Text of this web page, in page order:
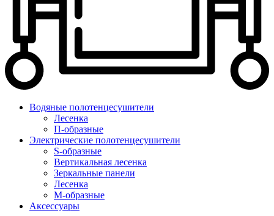
Водяные полотенцесушители
Лесенка
П-образные
Электрические полотенцесушители
S-образные
Вертикальная лесенка
Зеркальные панели
Лесенка
М-образные
Аксессуары